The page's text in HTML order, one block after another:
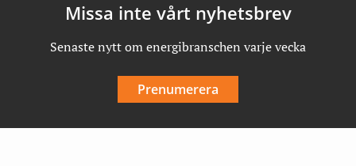
Missa inte vårt nyhetsbrev
Senaste nytt om energibranschen varje vecka
Prenumerera